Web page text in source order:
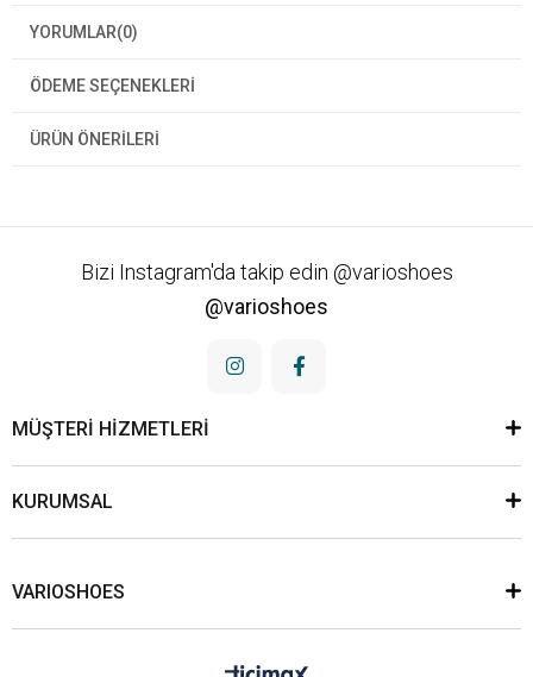
YORUMLAR(0)
ÖDEME SEÇENEKLERI
ÜRÜN ÖNERILERI
Bizi Instagram'da takip edin @varioshoes
@varioshoes
MÜŞTERİ HİZMETLERİ
KURUMSAL
VARIOSHOES